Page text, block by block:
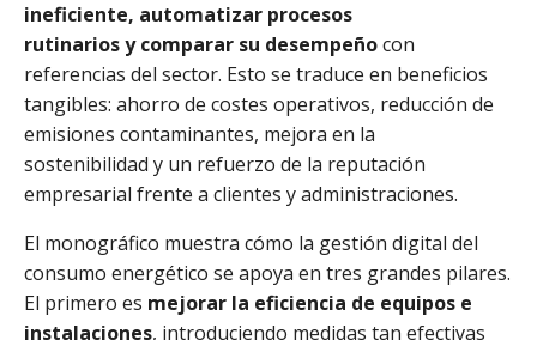
ineficiente, automatizar procesos
rutinarios y comparar su desempeñocon
referencias del sector. Esto se traduce en beneficios
tangibles: ahorro de costes operativos, reducción de
emisiones contaminantes, mejora en la
sostenibilidad y un refuerzo de la reputación
empresarial frente a clientes y administraciones.
El monográfico muestra cómo la gestión digital del
consumo energético se apoya en tres grandes pilares.
El primero es mejorar la eficiencia de equipos e
instalaciones, introduciendo medidas tan efectivas